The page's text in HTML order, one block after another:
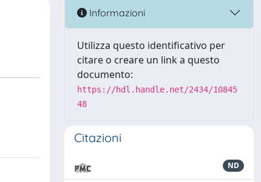
Informazioni
Utilizza questo identificativo per
citare o creare un link a questo
documento:
https://hdl.handle.net/2434/10845
48
Citazioni
ND